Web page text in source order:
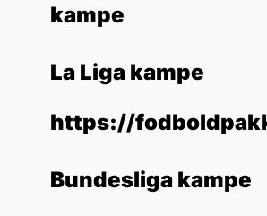
kampe
La Liga kampe
https://
Bundesliga kampe